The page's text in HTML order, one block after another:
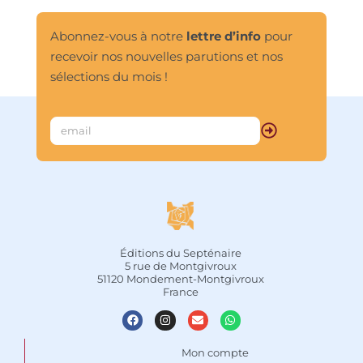
Steiner fut le maître d’oeuvre, s’inscrit
sacrée dont il éclaire le sens, donnant
ainsi des clés pour comprendre cette
évolution. L’édifice, aujourd’hui
conception nouvelle de l’architecture.
Le second Goetheanum prend place
voyage à travers le temps nous
interroge sur la signification que peut
recherche du temple intérieur, la
reconnexion avec les lois qui ont créé
l’homme et l’univers.
Abonnez-vous à notre lettre d’infopour
recevoir nos nouvelles parutions et nos
sélections du mois !
Éditions du Septénaire
5 rue de Montgivroux
51120 Mondement-Montgivroux
France
Mon compte